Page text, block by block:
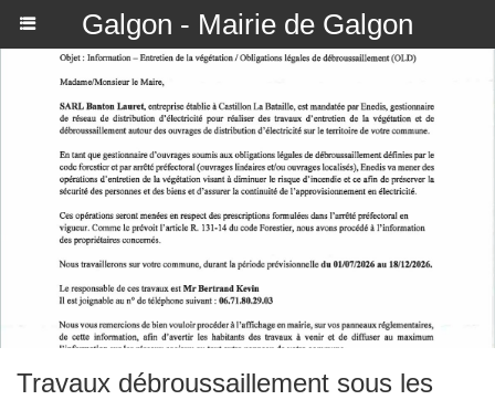
Galgon - Mairie de Galgon
Travaux débroussaillement sous les